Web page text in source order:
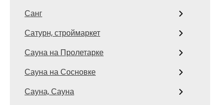
Санг
Сатурн, строймаркет
Сауна на Пролетарке
Сауна на Сосновке
Сауна, Сауна